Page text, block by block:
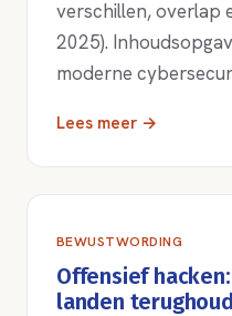
verschillen, overlap
2025).
moderne
Lees meer →
BEWUSTWORDING
Offensief
landen